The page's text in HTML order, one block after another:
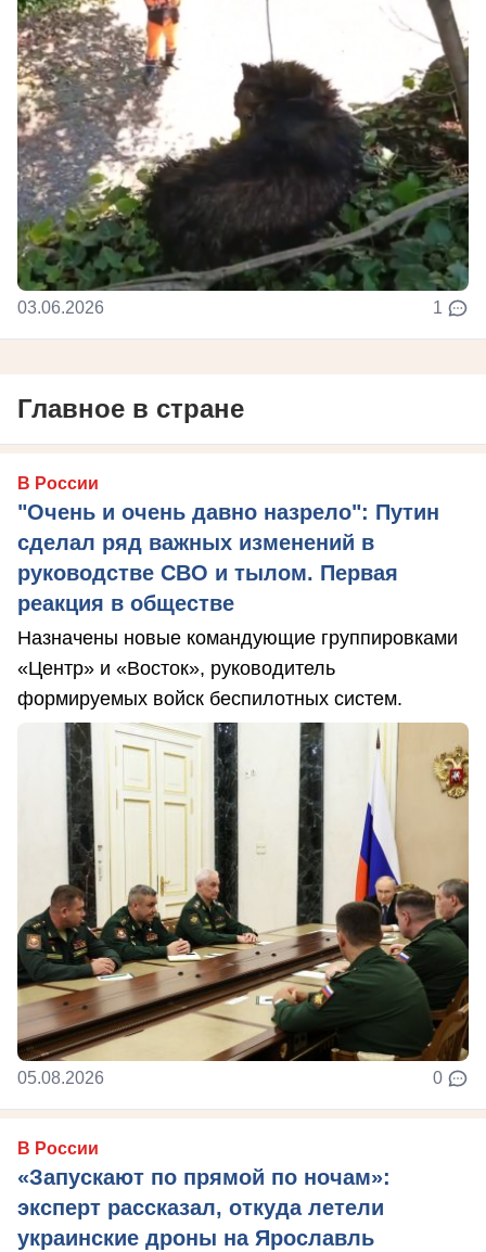
03.06.2026 1
Главное в стране
В России
"Очень и очень давно назрело": Путин
сделал ряд важных изменений в
руководстве СВО и тылом. Первая
реакция в обществе
Назначены новые командующие группировками
«Центр» и «Восток», руководитель
формируемых войск беспилотных систем.
05.08.2026 0
В России
«Запускают по прямой по ночам»:
эксперт рассказал, откуда летели
украинские дроны на Ярославль